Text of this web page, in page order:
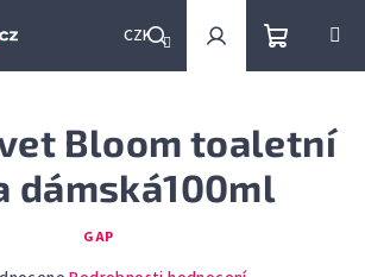
CZK
Hledat PřihlášeníNákupní
košík
Bloom toaletní
dámská100ml
GAP